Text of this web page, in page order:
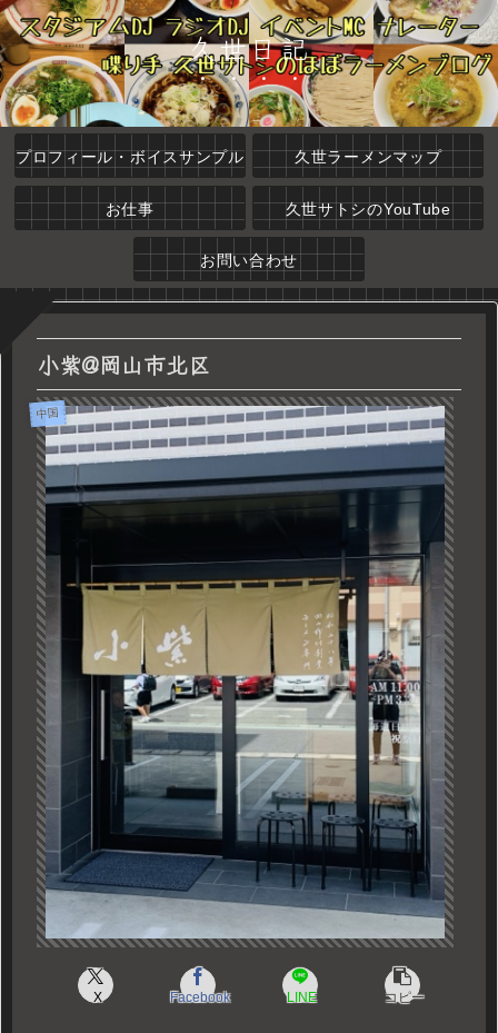
久世日記
プロフィール・ボイスサンプル 久世ラーメンマップ
お仕事 久世サトシのYouTube
お問い合わせ
小紫@岡山市北区
中国
X Facebook LINE コピー